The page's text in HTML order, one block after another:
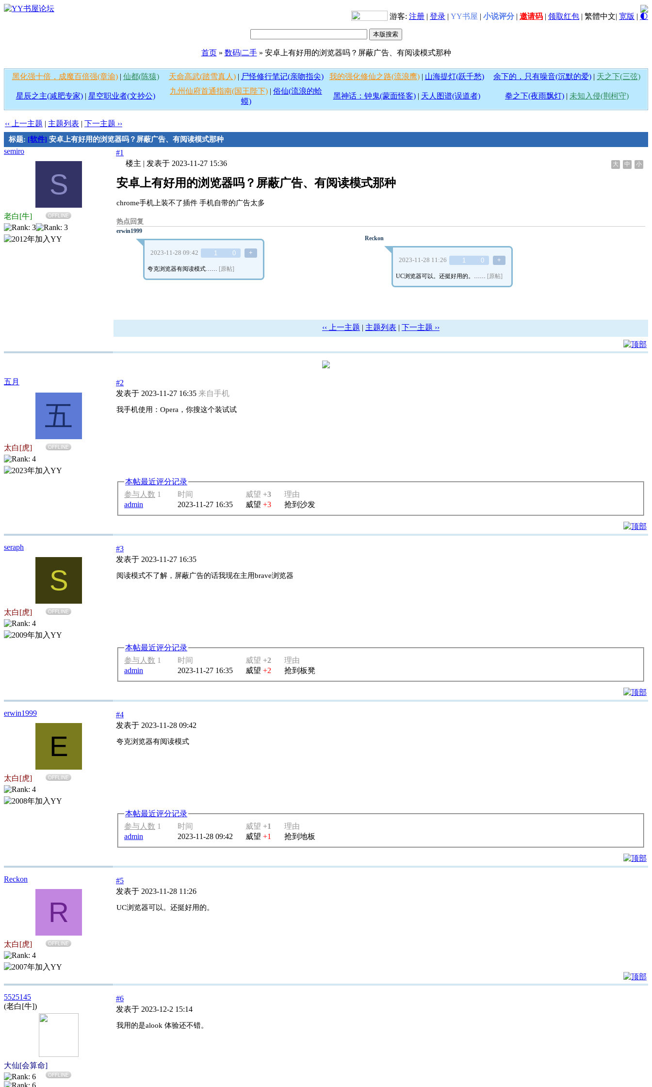
游客: 注册 | 登录 | YY书屋 | 小说评分 | 邀请码 | 领取红包 | 繁體中文| 宽版 | 🌓
首页» 数码|二手» 安卓上有好用的浏览器吗？屏蔽广告、有阅读模式那种
黑化强十倍，成魔百倍强(章渝)| 仙都(陈猿) 天命高武(踏雪真人)| 尸怪修行笔记(亲吻指尖) 我的强化修仙之路(流浪鹰)| 山海提灯(跃千愁) 余下的，只有噪音(沉默的爱) | 天之下(三弦)
星辰之主(减肥专家)| 星空职业者(文抄公)
九州仙府首通指南(国王陛下) | 俗仙(流浪的蛤
蟆)
黑神话：钟鬼(蒙面怪客)| 天人图谱(误道者) 拳之下(夜雨飘灯) | 未知入侵(荆柯守)
‹‹ 上一主题 | 主题列表 | 下一主题 ››
标题: [软件] 安卓上有好用的浏览器吗？屏蔽广告、有阅读模式那种
semiro
S
老白[牛] OFFLINE
#1
大 中 小
楼主 | 发表于 2023-11-27 15:36
安卓上有好用的浏览器吗？屏蔽广告、有阅读模式那种
chrome手机上装不了插件 手机自带的广告太多
热点回复
erwin1999
2023-11-28 09:42 1 0 +
夸克浏览器有阅读模式…… [原帖]
Reckon
2023-11-28 11:26 1 0 +
UC浏览器可以。还挺好用的。 …… [原帖]
‹‹ 上一主题 | 主题列表 | 下一主题 ››
五月
五
太白[虎] OFFLINE
#2
发表于 2023-11-27 16:35 来自手机
我手机使用：Opera，你搜这个装试试
本帖最近评分记录
参与人数 1 时间 威望 +3
理由
admin
2023-11-27 16:35 威望 +3 抢到沙发
seraph
S
太白[虎] OFFLINE
#3
发表于 2023-11-27 16:35
阅读模式不了解，屏蔽广告的话我现在主用brave浏览器
本帖最近评分记录
参与人数 1 时间 威望 +2
理由
admin
2023-11-27 16:35 威望 +2 抢到板凳
erwin1999
E
太白[虎] OFFLINE
#4
发表于 2023-11-28 09:42
夸克浏览器有阅读模式
本帖最近评分记录
参与人数 1 时间 威望 +1
理由
admin
2023-11-28 09:42 威望 +1 抢到地板
Reckon
R
太白[虎] OFFLINE
#5
发表于 2023-11-28 11:26
UC浏览器可以。还挺好用的。
5525145
(老白[牛])
大仙[会算命]
OFFLINE
#6
发表于 2023-12-2 15:14
我用的是alook 体验还不错。